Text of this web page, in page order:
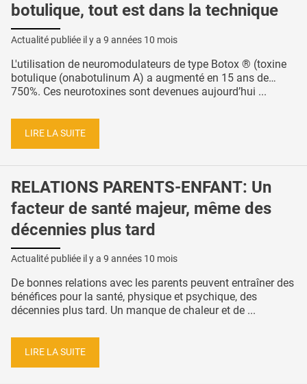
botulique, tout est dans la technique
Actualité publiée il y a 9 années 10 mois
L'utilisation de neuromodulateurs de type Botox ® (toxine
botulique (onabotulinum A) a augmenté en 15 ans de…
750%. Ces neurotoxines sont devenues aujourd’hui ...
LIRE LA SUITE
RELATIONS PARENTS-ENFANT: Un
facteur de santé majeur, même des
décennies plus tard
Actualité publiée il y a 9 années 10 mois
De bonnes relations avec les parents peuvent entraîner des
bénéfices pour la santé, physique et psychique, des
décennies plus tard. Un manque de chaleur et de ...
LIRE LA SUITE